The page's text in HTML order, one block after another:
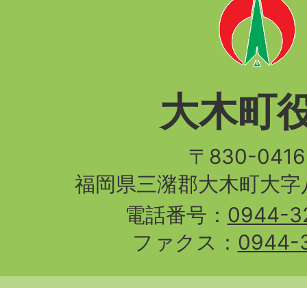
大木町
〒830-
福岡県三潴郡大木町大
電話番号： 0944-
ファクス： 0944-